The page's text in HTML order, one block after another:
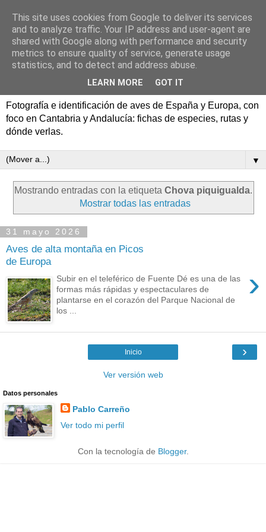
Aves de España y Europa:
fotografía y rutas de
Fotografía e identificación de aves de España y Europa, con
foco en Cantabria y Andalucía: fichas de especies, rutas y
dónde verlas.
▼
Mostrando entradas con la etiqueta Chova piquigualda.
Mostrar todas las entradas
31 mayo 2026
Aves de alta montaña en Picos
de Europa
›
Subir en el teleférico de Fuente Dé es una de las
formas más rápidas y espectaculares de
plantarse en el corazón del Parque Nacional de
los ...
›
Inicio
Ver versión web
Datos personales
Pablo Carreño
Ver todo mi perfil
Con la tecnología de Blogger.
This site uses cookies from Google to deliver its services
and to analyze traffic. Your IP address and user-agent are
shared with Google along with performance and security
metrics to ensure quality of service, generate usage
statistics, and to detect and address abuse.
LEARN MORE GOT IT